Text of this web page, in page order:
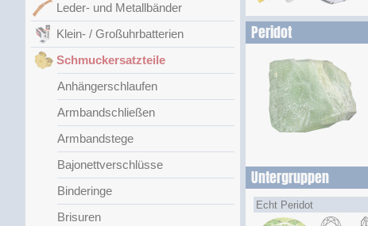
Leder- und Metallbänder
Klein- / Großuhrbatterien
Schmuckersatzteile
Anhängerschlaufen
Armbandschließen
Armbandstege
Bajonettverschlüsse
Binderinge
Brisuren
Peridot
Untergruppen
Echt Peridot